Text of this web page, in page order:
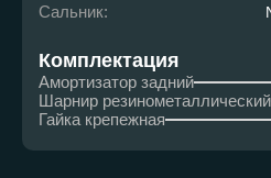
Сальник:
Комплектация
Амортизатор задний
Шарнир резинометаллический
Гайка крепежная